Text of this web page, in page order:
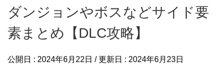
ダンジョンやボスなどサイド要
素まとめ【DLC攻略】
公開日 : 2024年6月22日 / 更新日 : 2024年6月23日